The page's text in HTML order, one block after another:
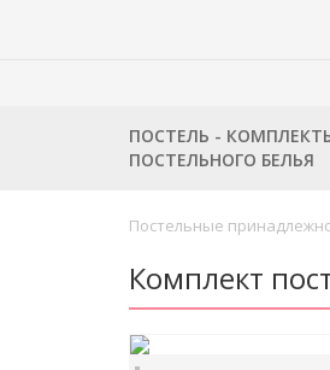
ПОСТЕЛЬ -
ПОСТЕЛЬНОГО БЕЛЬЯ
Постельные
Комплект